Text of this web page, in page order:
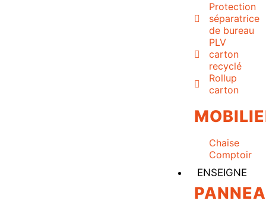
Protection
séparatrice
de bureau
PLV
carton
recyclé
Rollup
carton
Chaise
Comptoir
ENSEIGNE